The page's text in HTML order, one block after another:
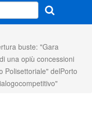
buste: "Gara
una opiù concessioni
Polisettoriale" delPorto